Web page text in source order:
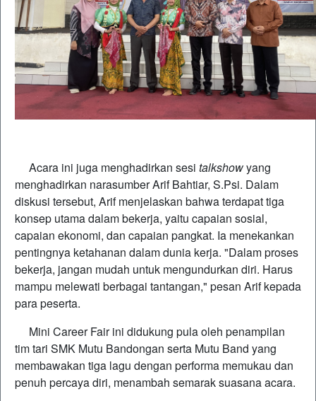
Acara ini juga menghadirkan sesi talkshowyang
menghadirkan narasumber Arif Bahtiar, S.Psi. Dalam
diskusi tersebut, Arif menjelaskan bahwa terdapat tiga
konsep utama dalam bekerja, yaitu capaian sosial,
capaian ekonomi, dan capaian pangkat. Ia menekankan
pentingnya ketahanan dalam dunia kerja. "Dalam proses
bekerja, jangan mudah untuk mengundurkan diri. Harus
mampu melewati berbagai tantangan," pesan Arif kepada
para peserta.
Mini Career Fair ini didukung pula oleh penampilan
tim tari SMK Mutu Bandongan serta Mutu Band yang
membawakan tiga lagu dengan performa memukau dan
penuh percaya diri, menambah semarak suasana acara.